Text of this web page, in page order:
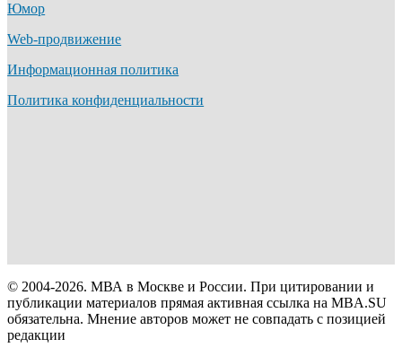
Юмор
Web-продвижение
Информационная политика
Политика конфиденциальности
© 2004-2026. МВА в Москве и России. При цитировании и
публикации материалов прямая активная ссылка на MBA.SU
обязательна. Мнение авторов может не совпадать с позицией
редакции